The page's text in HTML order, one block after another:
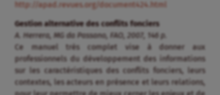
http://apad.revues.org/document424.html
Gestion alternative des conflits fonciers
A. Herrera, MG da Passano, FAO, 2007, 146 p.
Ce manuel très complet vise à donner aux
professionnels du développement des informations
sur les caractéristiques des conflits fonciers, leurs
contextes, les acteurs en présence et leurs relations,